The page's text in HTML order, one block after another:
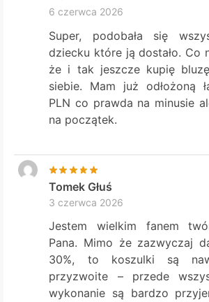
6 czerwca 2026
Super, podobała się
dziecku które ją dostało. Co
że i tak jeszcze kupię
siebie. Mam już odłożoną
PLN co prawda na minusie
na początek.
Tomek Głuś
3 czerwca 2026
Jestem wielkim fanem
Pana. Mimo że zazwyczaj
30%, to koszulki są
przyzwoite – przede
wykonanie są bardzo